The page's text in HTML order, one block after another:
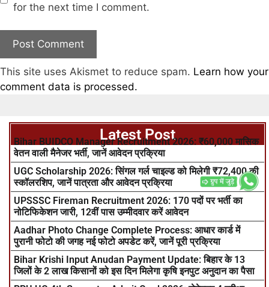
for the next time I comment.
This site uses Akismet to reduce spam. Learn how your
comment data is processed.
Latest Post
Bihar BUIDCO Manager Recruitment 2026: ₹60,000 मासिक
वेतन वाली मैनेजर भर्ती, जानें आवेदन प्रक्रिया
UGC Scholarship 2026: सिंगल गर्ल चाइल्ड को मिलेगी ₹72,400 की
स्कॉलरशिप, जानें पात्रता और आवेदन प्रक्रिया
UPSSSC Fireman Recruitment 2026: 170 पदों पर भर्ती का
नोटिफिकेशन जारी, 12वीं पास उम्मीदवार करें आवेदन
Aadhar Photo Change Complete Process: आधार कार्ड में
पुरानी फोटो की जगह नई फोटो अपडेट करें, जानें पूरी प्रक्रिया
Bihar Krishi Input Anudan Payment Update: बिहार के 13
जिलों के 2 लाख किसानों को इस दिन मिलेगा कृषि इनपुट अनुदान का पैसा